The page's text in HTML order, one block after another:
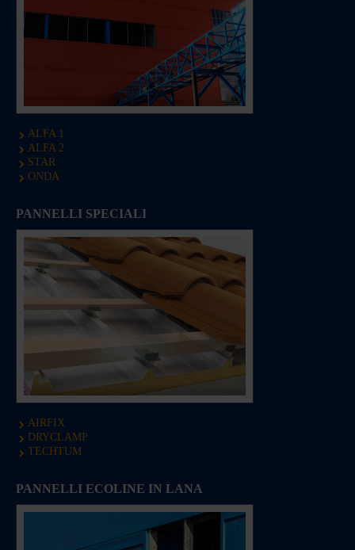
ALFA 1
ALFA 2
STAR
ONDA
PANNELLI SPECIALI
AIRFIX
DRYCLAMP
TECHTUM
PANNELLI ECOLINE IN LANA